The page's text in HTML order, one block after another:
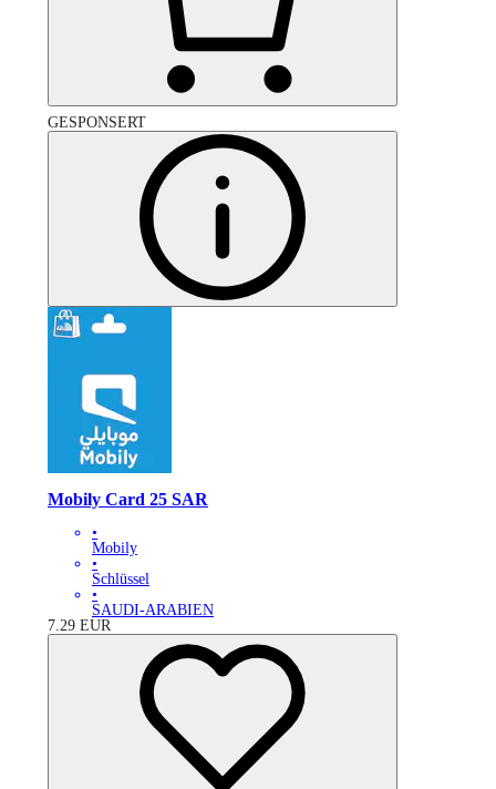
GESPONSERT
Mobily Card 25 SAR
•
Mobily
•
Schlüssel
•
SAUDI-ARABIEN
7.29 EUR